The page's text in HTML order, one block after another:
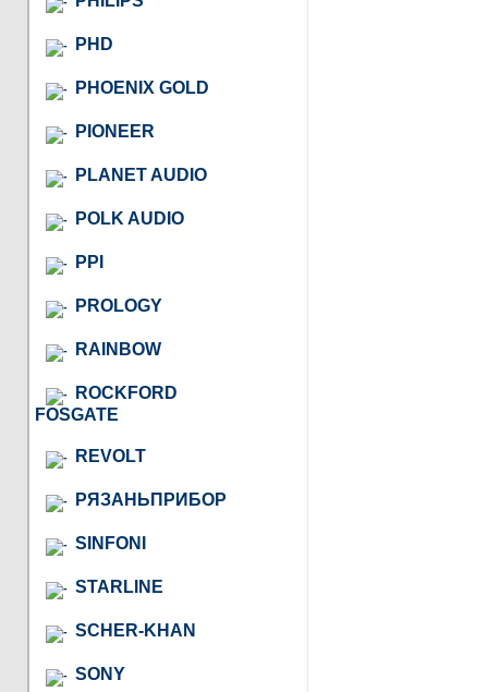
PHD
PHOENIX GOLD
PIONEER
PLANET AUDIO
POLK AUDIO
PPI
PROLOGY
RAINBOW
ROCKFORD
FOSGATE
REVOLT
РЯЗАНЬПРИБОР
SINFONI
STARLINE
SCHER-KHAN
SONY